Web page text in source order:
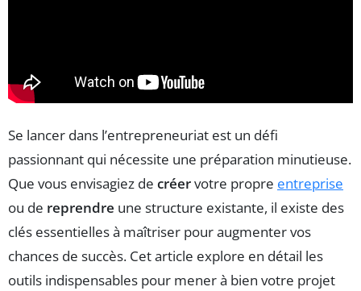
Se lancer dans l’entrepreneuriat est un défi
passionnant qui nécessite une préparation minutieuse.
Que vous envisagiez de créervotre propre entreprise
ou de reprendre une structure existante, il existe des
clés essentielles à maîtriser pour augmenter vos
chances de succès. Cet article explore en détail les
outils indispensables pour mener à bien votre projet